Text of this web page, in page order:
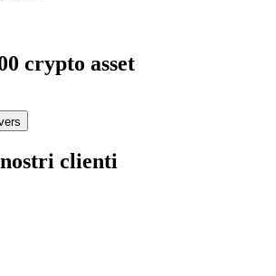
crypto asset
clienti